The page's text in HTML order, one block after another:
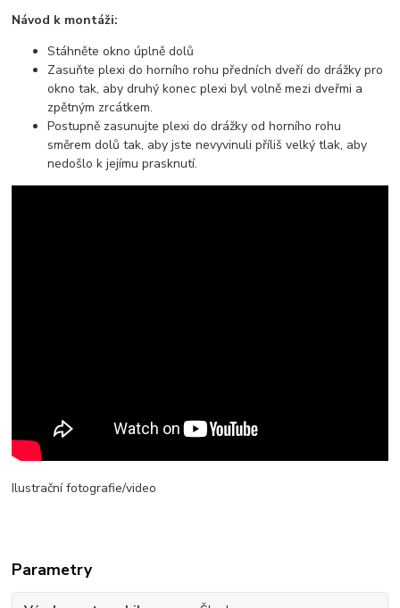
Návod k montáži:
Stáhněte okno úplně dolů
Zasuňte plexi do horního rohu předních dveří do drážky pro
okno tak, aby druhý konec plexi byl volně mezi dveřmi a
zpětným zrcátkem.
Postupně zasunujte plexi do drážky od horního rohu
směrem dolů tak, aby jste nevyvinuli příliš velký tlak, aby
nedošlo k jejímu prasknutí.
Ilustrační fotografie/video
Parametry